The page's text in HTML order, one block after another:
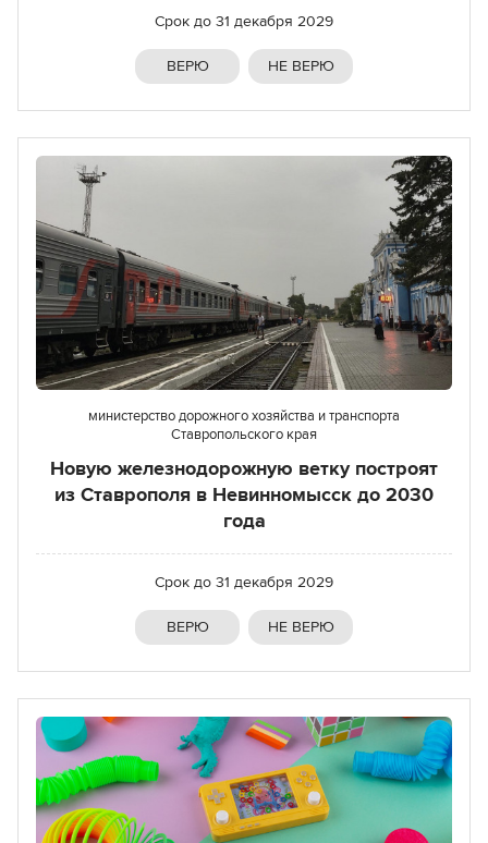
Срок до 31 декабря 2029
ВЕРЮ НЕ ВЕРЮ
министерство дорожного хозяйства и транспорта
Ставропольского края
Новую железнодорожную ветку построят
из Ставрополя в Невинномысск до 2030
года
Срок до 31 декабря 2029
ВЕРЮ НЕ ВЕРЮ